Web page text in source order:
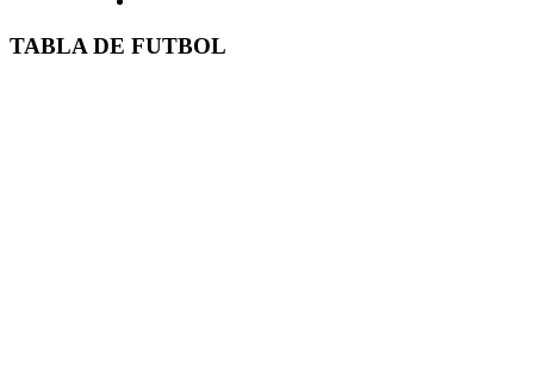
TABLA DE FUTBOL